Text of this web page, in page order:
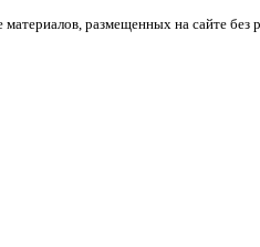
размещенных на сайте без